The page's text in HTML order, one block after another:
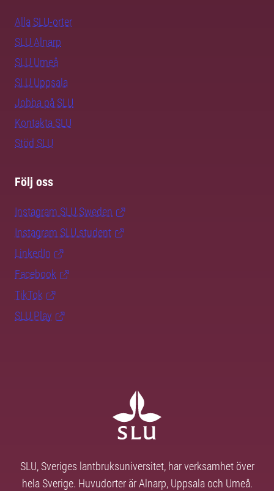
Alla SLU-orter
SLU Alnarp
SLU Umeå
SLU Uppsala
Jobba på SLU
Kontakta SLU
Stöd SLU
Följ oss
Instagram SLU.Sweden
Instagram SLU.student
LinkedIn
Facebook
TikTok
SLU Play
SLU, Sveriges lantbruksuniversitet, har verksamhet över
hela Sverige. Huvudorter är Alnarp, Uppsala och Umeå.